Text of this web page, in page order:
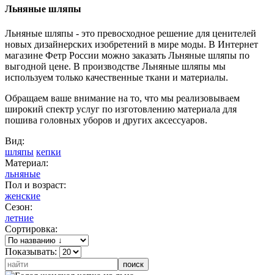
Льняные шляпы
Льняные шляпы - это превосходное решение для ценителей
новых дизайнерских изобретений в мире моды. В Интернет
магазине Фетр России можно заказать Льняные шляпы по
выгодной цене. В производстве Льняные шляпы мы
используем только качественные ткани и материалы.
Обращаем ваше внимание на то, что мы реализовываем
широкий спектр услуг по изготовлению материала для
пошива головных уборов и других аксессуаров.
Вид:
шляпы кепки
Материал:
льняные
Пол и возраст:
женские
Сезон:
летние
Сортировка:
Показывать: